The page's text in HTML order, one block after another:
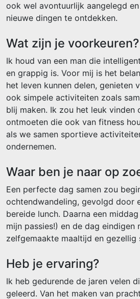
ook wel avontuurlijk aangelegd
nieuwe dingen te ontdekken.
Wat zijn je voorkeuren?
Ik houd van een man die
en grappig is. Voor mij is het
het leven kunnen delen, genieten
ook simpele activiteiten zoals
blij maken. Ik zou het leuk vinden
ontmoeten die ook van fitness
als we samen sportieve
ondernemen.
Waar ben je naar op
Een perfecte dag samen zou
ochtendwandeling, gevolgd door
bereide lunch. Daarna een
mijn passies!) en de dag eindigen
zelfgemaakte maaltijd en gezellig
Heb je ervaring?
Ik heb gedurende de jaren velen
geleerd. Van het maken van